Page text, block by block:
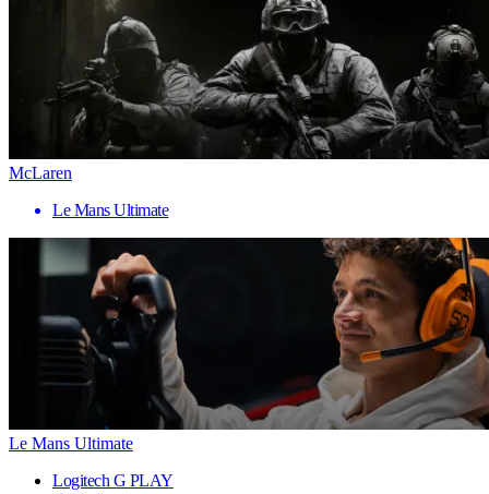
McLaren
Le Mans Ultimate
Le Mans Ultimate
Logitech G PLAY